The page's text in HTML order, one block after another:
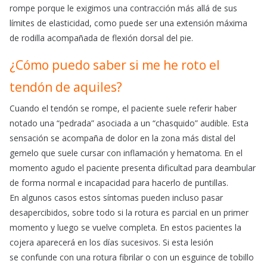
rompe porque le exigimos una contracción más allá de sus
límites de elasticidad, como puede ser una extensión máxima
de rodilla acompañada de flexión dorsal del pie.
¿Cómo puedo saber si me he roto el
tendón de aquiles?
Cuando el tendón se rompe, el paciente suele referir haber
notado una “pedrada” asociada a un “chasquido” audible. Esta
sensación se acompaña de dolor en la zona más distal del
gemelo que suele cursar con inflamación y hematoma. En el
momento agudo el paciente presenta dificultad para deambular
de forma normal e incapacidad para hacerlo de puntillas.
En algunos casos estos síntomas pueden incluso pasar
desapercibidos, sobre todo si la rotura es parcial en un primer
momento y luego se vuelve completa. En estos pacientes la
cojera aparecerá en los días sucesivos. Si esta lesión
se confunde con una rotura fibrilar o con un esguince de tobillo